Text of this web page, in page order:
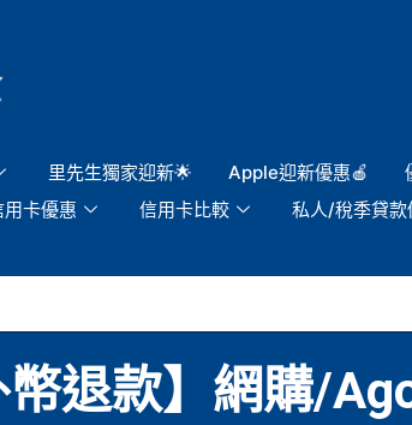
里先生獨家迎新🌟 Apple迎新優惠🍎
用卡優惠 信用卡比較 私人/稅季貸款
幣退款】網購/